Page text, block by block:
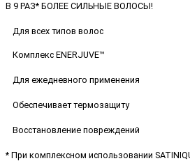
В 9 РАЗ* БОЛЕЕ СИЛЬНЫЕ ВОЛОСЫ!
Для всех типов волос
Комплекс ENERJUVE™
Для ежедневного применения
Обеспечивает термозащиту
Восстановление повреждений
* При комплексном использовании